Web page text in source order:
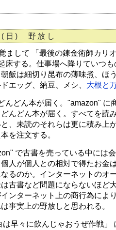
) 野放し
まして 「最後の錬金術師カリ
床する。仕事場へ降りていつ
飯は細切り昆布の薄味煮、ほ
エッグ、納豆、メシ、 大根と
んどん本が届く。"amazon" に
んどん本が届く。すべてを読
、未読のそれらは更に積み上
を注文する。
で古書を売っている中には
人が個人との相対で得たお金
るのか。インターネットのオ
古書など問題にならないほど
ンターネット上の商行為によ
事実上の野放しと思われる。
は早々に飲んじゃおうぜ作戦」